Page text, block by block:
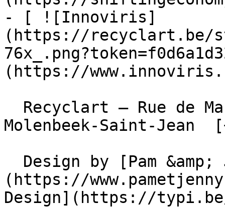
- [ ![Innoviris]
(https://recyclart.be/
(https://
Molenbeek-Saint-
(https://
Design](https://